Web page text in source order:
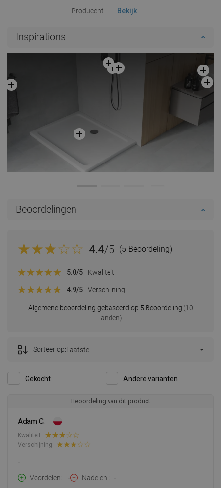
Producent Bekijk
Inspirations
Beoordelingen
4.4/5 (5 Beoordeling)
Algemene beoordeling gebaseerd op 5 Beoordeling (10
landen)
5.0/5 Kwaliteit
4.9/5 Verschijning
Gekocht Andere varianten
Sorteer op:Laatste
Beoordeling van dit product
Adam C.
Kwaliteit:
Verschijning:
-
Voordelen:
- Nadelen: -